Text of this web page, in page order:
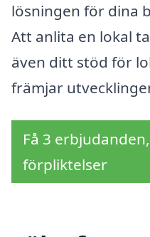
lösningen för dina
Att anlita en lokal
även ditt stöd för
främjar
Få 3
förpliktelser